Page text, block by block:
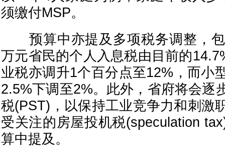
须缴付MSP。
预算中亦提及多项税务调整，包
万元省民的个人入息税由目前的
业税亦调升1个百分点至12%，而小
2.5%下调至2%。此外，省府将会逐
税(PST)，以保持工业竞争力和刺激
受关注的房屋投机税(speculation
算中提及。